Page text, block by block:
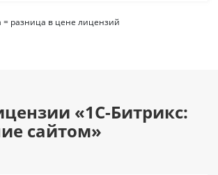
= разница в цене лицензий
«1С-Битрикс:
сайтом»